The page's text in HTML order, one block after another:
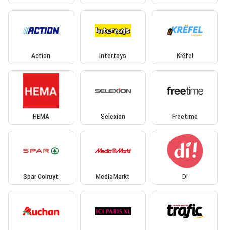
Action Intertoys Krëfel
HEMA Selexion Freetime
Spar Colruyt MediaMarkt Di